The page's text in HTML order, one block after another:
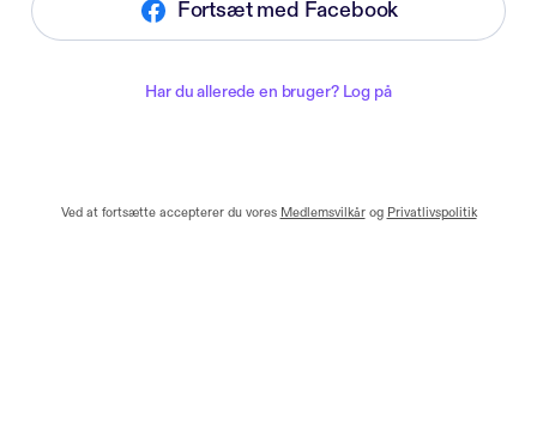
Fortsæt med Facebook
Har du allerede en bruger? Log på
Ved at fortsætte accepterer du vores Medlemsvilkår og Privatlivspolitik